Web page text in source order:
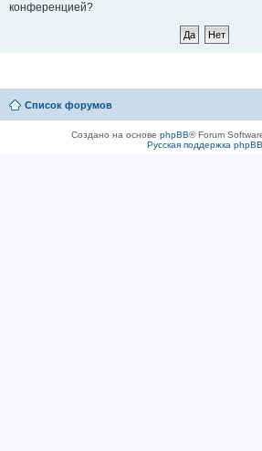
конференцией?
Список форумов
Создано на основе phpBB® Forum
Русская поддержка phpBB